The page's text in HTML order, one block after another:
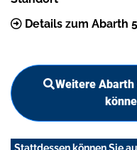
Details zum Abarth
Weitere Abarth